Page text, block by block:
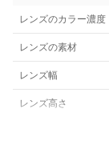
レンズのカラー濃度
レンズの素材
レンズ幅
レンズ高さ